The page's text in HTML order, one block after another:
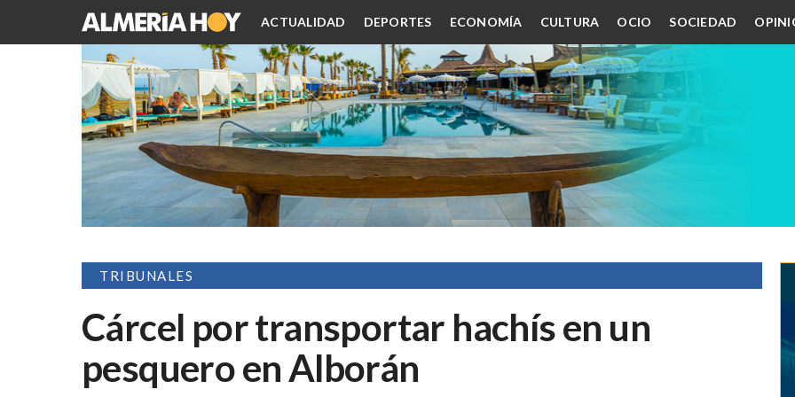
ACTUALIDAD DEPORTES ECONOMÍA CULTURA OCIO SOCIEDAD
TRIBUNALES
Cárcel por transportar hachís en un
pesquero en Alborán